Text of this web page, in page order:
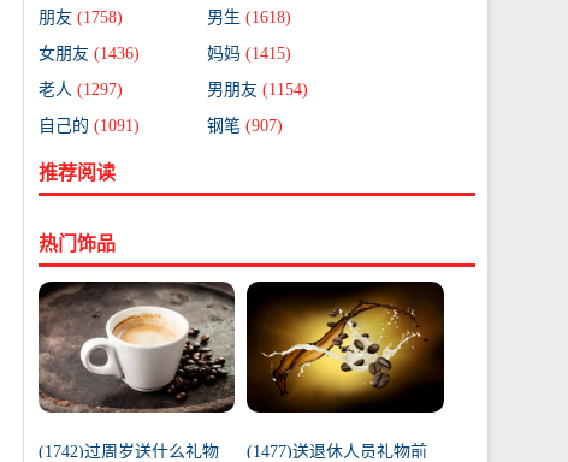
朋友 (1758) 男生 (1618)
女朋友 (1436) 妈妈 (1415)
老人 (1297) 男朋友 (1154)
自己的 (1091) 钢笔 (907)
推荐阅读
热门饰品
(1742)过周岁送什么礼物
(1477)送退休人员礼物前